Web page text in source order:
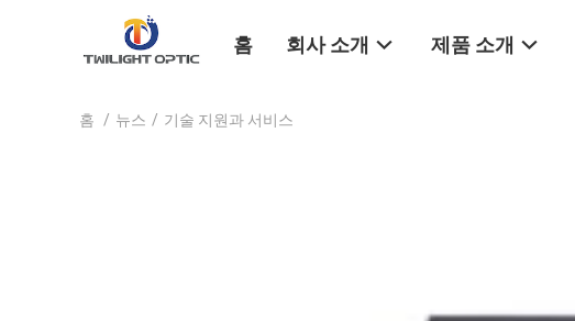
홈 회사 소개 제품 소개
홈 / 뉴스 / 기술 지원과 서비스